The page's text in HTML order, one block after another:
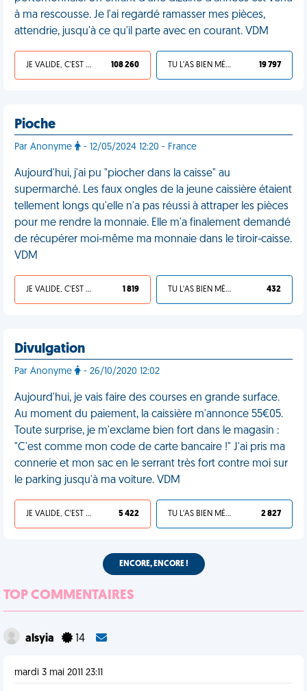
à ma rescousse. Je l'ai regardé ramasser mes pièces,
attendrie, jusqu'à ce qu'il parte avec en courant. VDM
JE VALIDE, C'EST UNE VDM 108 260 TU L'AS BIEN MÉRITÉ 19 797
Pioche
Par Anonyme - 12/05/2024 12:20 - France
Aujourd'hui, j'ai pu "piocher dans la caisse" au
supermarché. Les faux ongles de la jeune caissière étaient
tellement longs qu'elle n'a pas réussi à attraper les pièces
pour me rendre la monnaie. Elle m'a finalement demandé
de récupérer moi-même ma monnaie dans le tiroir-caisse.
VDM
JE VALIDE, C'EST UNE VDM 1 819 TU L'AS BIEN MÉRITÉ 432
Divulgation
Par Anonyme - 26/10/2020 12:02
Aujourd'hui, je vais faire des courses en grande surface.
Au moment du paiement, la caissière m'annonce 55€05.
Toute surprise, je m'exclame bien fort dans le magasin :
"C'est comme mon code de carte bancaire !" J'ai pris ma
connerie et mon sac en le serrant très fort contre moi sur
le parking jusqu'à ma voiture. VDM
JE VALIDE, C'EST UNE VDM 5 422 TU L'AS BIEN MÉRITÉ 2 827
ENCORE, ENCORE !
TOP COMMENTAIRES
alsyia 14
mardi 3 mai 2011 23:11